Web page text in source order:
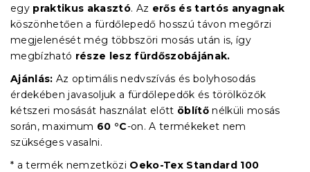
egy praktikus akasztó. Az erős és tartós anyagnak
köszönhetően a fürdőlepedő hosszú távon megőrzi
megjelenését még többszöri mosás után is, így
megbízható része lesz fürdőszobájának.
Ajánlás: Az optimális nedvszívás és bolyhosodás
érdekében javasoljuk a fürdőlepedők és törölközők
kétszeri mosását használat előtt öblítő nélküli mosás
során, maximum 60 °C-on. A termékeket nem
szükséges vasalni.
* a termék nemzetközi Oeko-Tex Standard 100